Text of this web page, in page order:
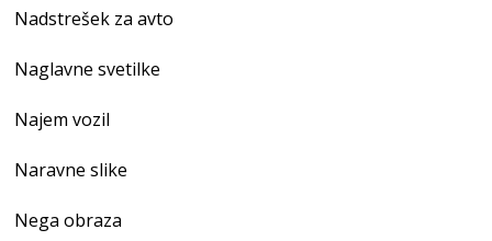
Nadstrešek za avto
Naglavne svetilke
Najem vozil
Naravne slike
Nega obraza